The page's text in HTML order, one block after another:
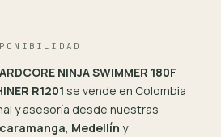
NINJA SWIMMER 180F
R1201 se vende en Colombia
y asesoría desde nuestras
, Medellín y